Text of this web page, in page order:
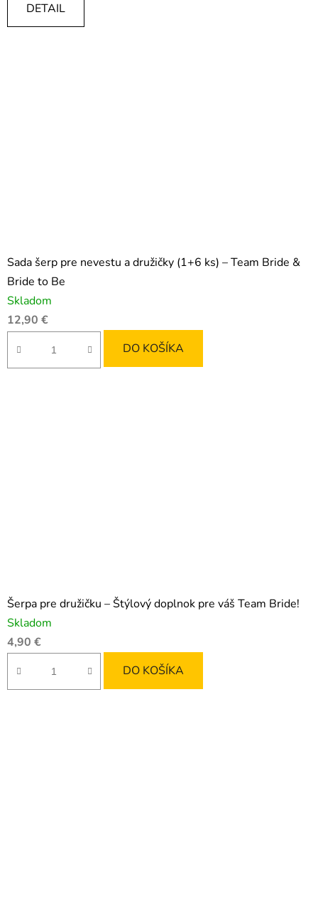
DETAIL
Sada šerp pre nevestu a družičky (1+6 ks) – Team Bride &
Bride to Be
Skladom
12,90 €
DO KOŠÍKA
Šerpa pre družičku – Štýlový doplnok pre váš Team Bride!
Skladom
4,90 €
DO KOŠÍKA